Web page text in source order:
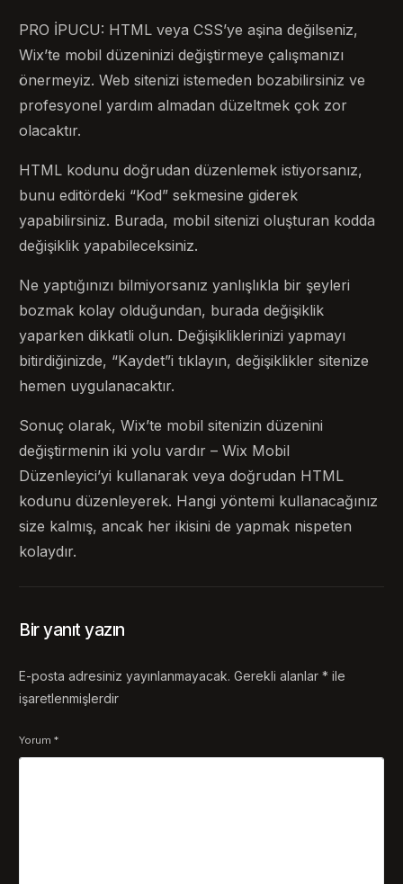
PRO İPUCU: HTML veya CSS’ye aşina değilseniz,
Wix’te mobil düzeninizi değiştirmeye çalışmanızı
önermeyiz. Web sitenizi istemeden bozabilirsiniz ve
profesyonel yardım almadan düzeltmek çok zor
olacaktır.
HTML kodunu doğrudan düzenlemek istiyorsanız,
bunu editördeki “Kod” sekmesine giderek
yapabilirsiniz. Burada, mobil sitenizi oluşturan kodda
değişiklik yapabileceksiniz.
Ne yaptığınızı bilmiyorsanız yanlışlıkla bir şeyleri
bozmak kolay olduğundan, burada değişiklik
yaparken dikkatli olun. Değişikliklerinizi yapmayı
bitirdiğinizde, “Kaydet”i tıklayın, değişiklikler sitenize
hemen uygulanacaktır.
Sonuç olarak, Wix’te mobil sitenizin düzenini
değiştirmenin iki yolu vardır – Wix Mobil
Düzenleyici’yi kullanarak veya doğrudan HTML
kodunu düzenleyerek. Hangi yöntemi kullanacağınız
size kalmış, ancak her ikisini de yapmak nispeten
kolaydır.
Bir yanıt yazın
E-posta adresiniz yayınlanmayacak. Gerekli alanlar* ile
işaretlenmişlerdir
Yorum*